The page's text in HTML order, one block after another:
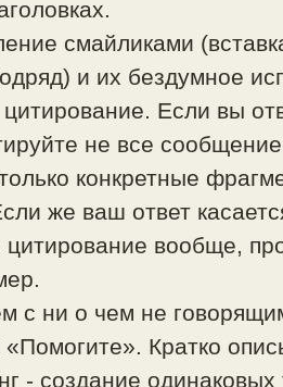
смайликами
и их бездумное
Если вы
не все
конкретные
же ваш ответ
цитирование вообще,
с ни о чем не
Кратко
- создание